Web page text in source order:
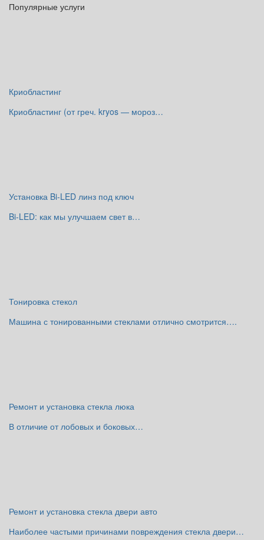
Популярные услуги
Криобластинг
Криобластинг (от греч. kryos — мороз…
Установка Bi-LED линз под ключ
Bi-LED: как мы улучшаем свет в…
Тонировка стекол
Машина с тонированными стеклами отлично смотрится….
Ремонт и установка стекла люка
В отличие от лобовых и боковых…
Ремонт и установка стекла двери авто
Наиболее частыми причинами повреждения стекла двери…